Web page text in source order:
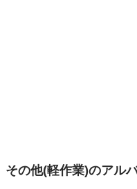
その他(軽作業)のアル